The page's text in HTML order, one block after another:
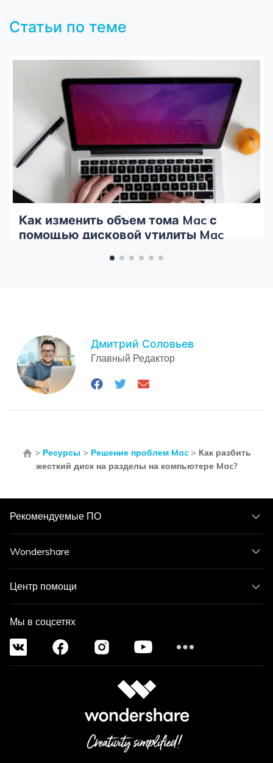
Статьи по теме
Как изменить объем тома Mac с
помощью дисковой утилиты Mac
Дмитрий Соловьев
Главный Редактор
> Ресурсы > Решение проблем Mac> Как разбить
жесткий диск на разделы на компьютере Mac?
Рекомендуемые ПО
Wondershare
Центр помощи
Мы в соцсетях